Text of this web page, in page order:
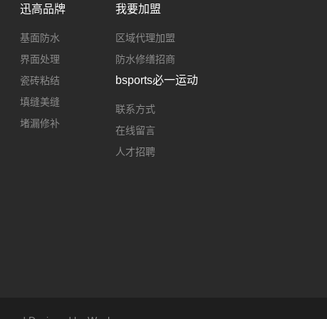
迅高品牌
基面防水
界面处理
瓷砖粘结
填缝美缝
堵漏修补
我要加盟
区域代理加盟
防水修缮招商
bsports必一运动
联系方式
在线留言
人才招聘